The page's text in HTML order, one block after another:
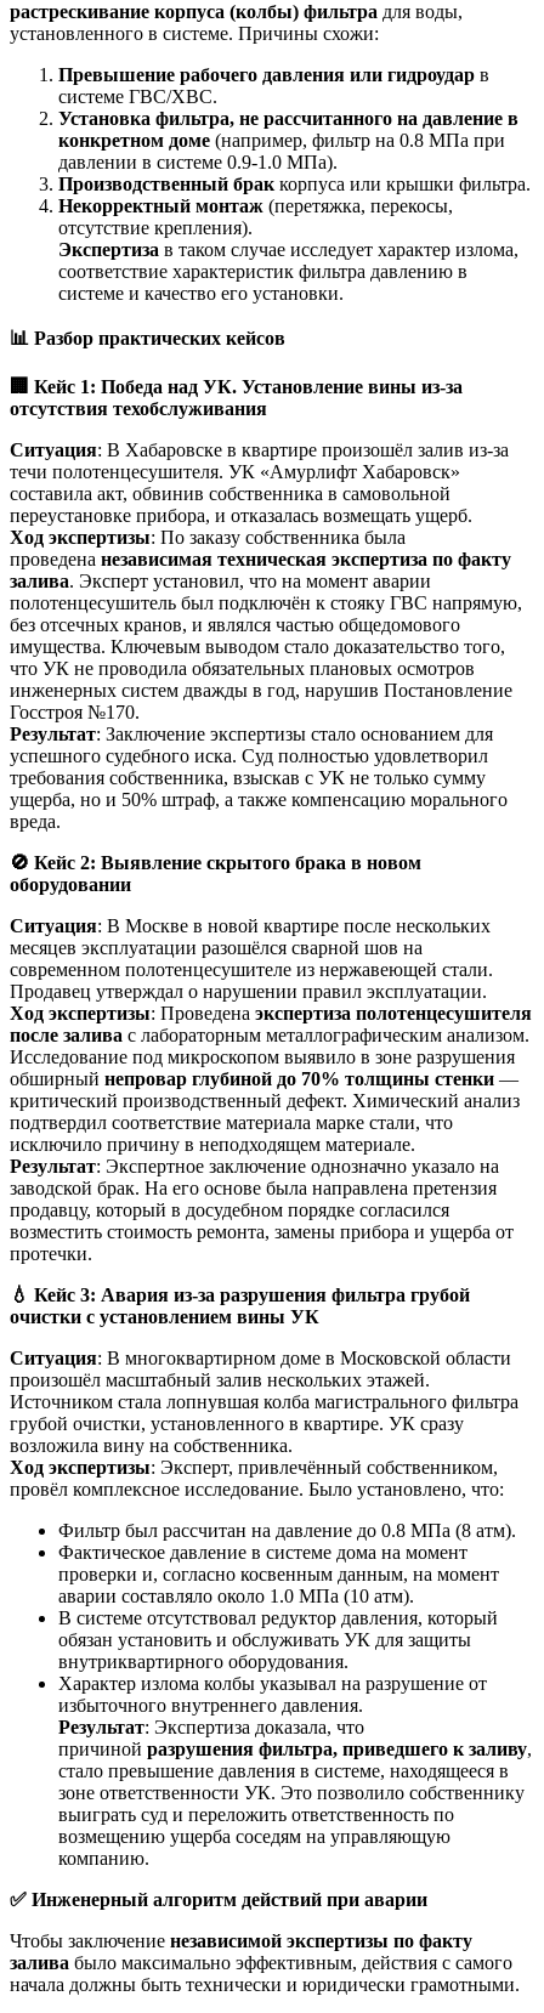
растрескивание корпуса (колбы) фильтра для воды,
установленного в системе. Причины схожи:
Превышение рабочего давления или гидроудар в
системе ГВС/ХВС.
Установка фильтра, не рассчитанного на давление в
конкретном доме (например, фильтр на 0.8 МПа при
давлении в системе 0.9-1.0 МПа).
Производственный брак корпуса или крышки фильтра.
Некорректный монтаж (перетяжка, перекосы,
отсутствие крепления).
Экспертиза в таком случае исследует характер излома,
соответствие характеристик фильтра давлению в
системе и качество его установки.
📊 Разбор практических кейсов
🏢 Кейс 1: Победа над УК. Установление вины из-за
отсутствия техобслуживания
Ситуация: В Хабаровске в квартире произошёл залив из-за
течи полотенцесушителя. УК «Амурлифт Хабаровск»
составила акт, обвинив собственника в самовольной
переустановке прибора, и отказалась возмещать ущерб.
Ход экспертизы: По заказу собственника была
проведена независимая техническая экспертиза по факту
залива. Эксперт установил, что на момент аварии
полотенцесушитель был подключён к стояку ГВС напрямую,
без отсечных кранов, и являлся частью общедомового
имущества. Ключевым выводом стало доказательство того,
что УК не проводила обязательных плановых осмотров
инженерных систем дважды в год, нарушив Постановление
Госстроя №170.
Результат: Заключение экспертизы стало основанием для
успешного судебного иска. Суд полностью удовлетворил
требования собственника, взыскав с УК не только сумму
ущерба, но и 50% штраф, а также компенсацию морального
вреда.
🚫 Кейс 2: Выявление скрытого брака в новом
оборудовании
Ситуация: В Москве в новой квартире после нескольких
месяцев эксплуатации разошёлся сварной шов на
современном полотенцесушителе из нержавеющей стали.
Продавец утверждал о нарушении правил эксплуатации.
Ход экспертизы: Проведена экспертиза полотенцесушителя
после залива с лабораторным металлографическим анализом.
Исследование под микроскопом выявило в зоне разрушения
обширный непровар глубиной до 70% толщины стенки —
критический производственный дефект. Химический анализ
подтвердил соответствие материала марке стали, что
исключило причину в неподходящем материале.
Результат: Экспертное заключение однозначно указало на
заводской брак. На его основе была направлена претензия
продавцу, который в досудебном порядке согласился
возместить стоимость ремонта, замены прибора и ущерба от
протечки.
💧 Кейс 3: Авария из-за разрушения фильтра грубой
очистки с установлением вины УК
Ситуация: В многоквартирном доме в Московской области
произошёл масштабный залив нескольких этажей.
Источником стала лопнувшая колба магистрального фильтра
грубой очистки, установленного в квартире. УК сразу
возложила вину на собственника.
Ход экспертизы: Эксперт, привлечённый собственником,
провёл комплексное исследование. Было установлено, что:
Фильтр был рассчитан на давление до 0.8 МПа (8 атм).
Фактическое давление в системе дома на момент
проверки и, согласно косвенным данным, на момент
аварии составляло около 1.0 МПа (10 атм).
В системе отсутствовал редуктор давления, который
обязан установить и обслуживать УК для защиты
внутриквартирного оборудования.
Характер излома колбы указывал на разрушение от
избыточного внутреннего давления.
Результат: Экспертиза доказала, что
причиной разрушения фильтра, приведшего к заливу,
стало превышение давления в системе, находящееся в
зоне ответственности УК. Это позволило собственнику
выиграть суд и переложить ответственность по
возмещению ущерба соседям на управляющую
компанию.
✅ Инженерный алгоритм действий при аварии
Чтобы заключение независимой экспертизы по факту
залива было максимально эффективным, действия с самого
начала должны быть технически и юридически грамотными.